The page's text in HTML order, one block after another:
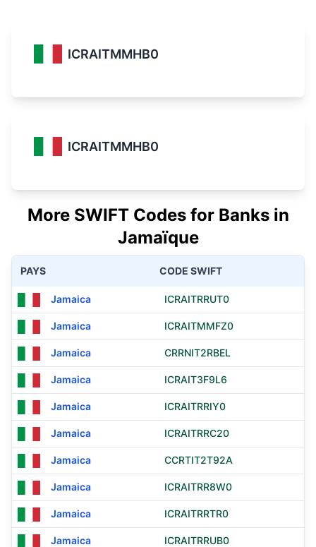
ICRAITMMHB0
ICRAITMMHB0
More SWIFT Codes for Banks in
Jamaïque
PAYS CODE SWIFT
Jamaica ICRAITRRUT0
Jamaica ICRAITMMFZ0
Jamaica CRRNIT2RBEL
Jamaica ICRAIT3F9L6
Jamaica ICRAITRRIY0
Jamaica ICRAITRRC20
Jamaica CCRTIT2T92A
Jamaica ICRAITRR8W0
Jamaica ICRAITRRTR0
Jamaica ICRAITRRUB0